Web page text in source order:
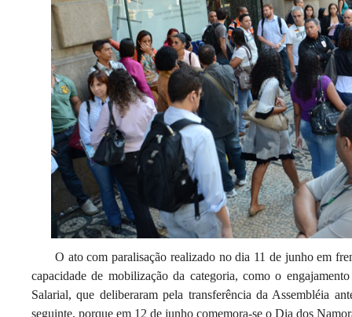
O ato com paralisação realizado no dia 11 de junho em
capacidade de mobilização da categoria, como o
Salarial, que deliberaram pela transferência da Assembléia
seguinte, porque em 12 de junho comemora-se o Dia dos